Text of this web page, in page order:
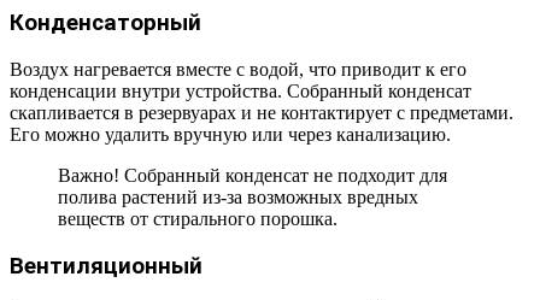
Конденсаторный
Воздух нагревается вместе с водой, что приводит к его
конденсации внутри устройства. Собранный конденсат
скапливается в резервуарах и не контактирует с предметами.
Его можно удалить вручную или через канализацию.
Важно! Собранный конденсат не подходит для
полива растений из-за возможных вредных
веществ от стирального порошка.
Вентиляционный